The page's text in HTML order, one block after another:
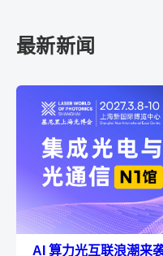
最新新闻
AI 算力光互联浪潮来